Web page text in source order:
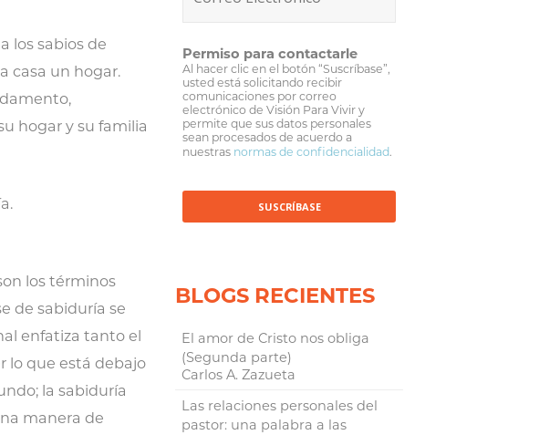
los sabios de
casa un hogar.
hogar y su familia
los términos
de sabiduría se
enfatiza tanto el
lo que está debajo
la sabiduría
manera de
Permiso para contactarle
Al hacer clic en el botón “Suscríbase”,
usted está solicitando recibir
comunicaciones por correo
electrónico de Visión Para Vivir y
permite que sus datos personales
sean procesados de acuerdo a
nuestras normas de confidencialidad.
BLOGS RECIENTES
El amor de Cristo nos obliga
(Segunda parte)
Carlos A. Zazueta
Las relaciones personales del
pastor: una palabra a las